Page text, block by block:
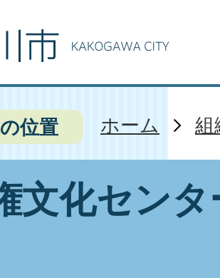
位置 ホーム 組
文化セン